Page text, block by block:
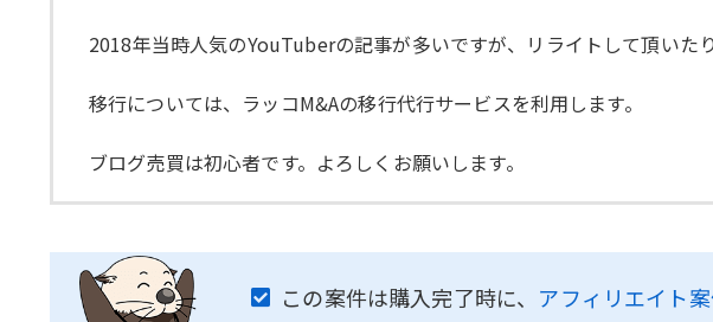
2018年当時人気のYouTuberの記事が多いですが、リライトして頂いた
移行については、ラッコM&Aの移行代行サービスを利用します。
ブログ売買は初心者です。よろしくお願いします。
この案件は購入完了時に、 アフィリエイト